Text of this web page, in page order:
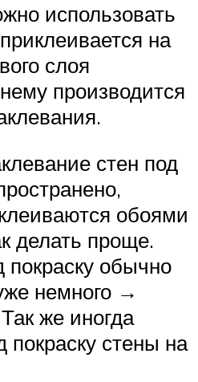
использовать
на
слоя
производится
стен под
обоями
делать проще.
обычно
немного →
же иногда
стены на